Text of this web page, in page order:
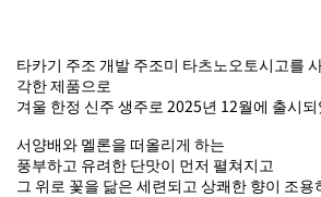
타카기 주조 개발 주조미 타츠노오토시고를
각한 제품으로
겨울 한정 신주 생주로 2025년 12월에 출시
서양배와 멜론을 떠올리게 하는
풍부하고 유려한 단맛이 먼저 펼쳐지고
그 위로 꽃을 닮은 세련되고 상쾌한 향이 조용